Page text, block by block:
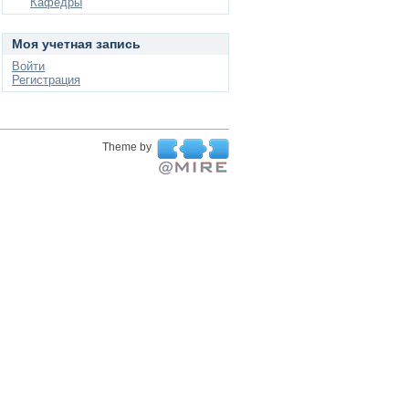
Моя учетная запись
Войти
Регистрация
Theme by